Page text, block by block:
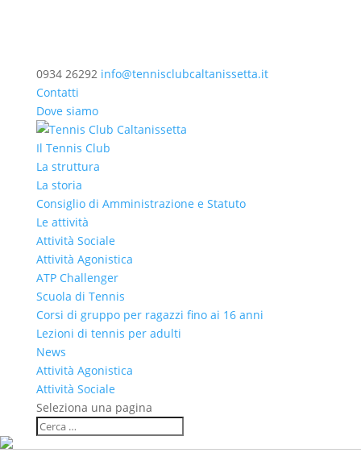
0934 26292 info@tennisclubcaltanissetta.it
Contatti
Dove siamo
Il Tennis Club
La struttura
La storia
Consiglio di Amministrazione e Statuto
Le attività
Attività Sociale
Attività Agonistica
ATP Challenger
Scuola di Tennis
Corsi di gruppo per ragazzi fino ai 16 anni
Lezioni di tennis per adulti
News
Attività Agonistica
Attività Sociale
Seleziona una pagina